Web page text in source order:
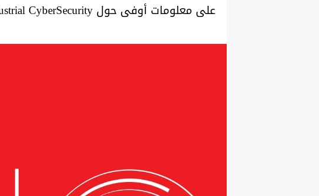
على معلومات أوفى حول Kaspersky Industrial CyberSecurity.